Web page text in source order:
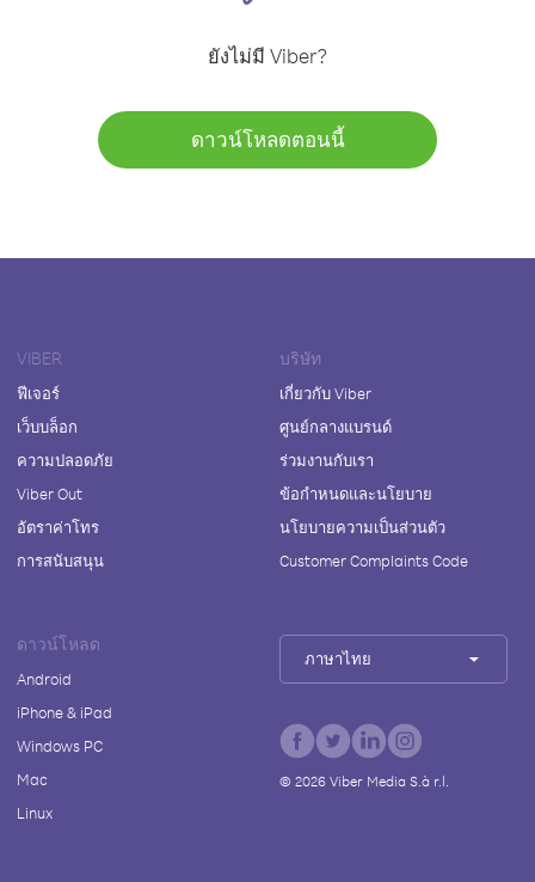
ยังไม่มี Viber?
ดาวน์โหลดตอนนี้
VIBER
ฟีเจอร์
เว็บบล็อก
ความปลอดภัย
Viber Out
อัตราค่าโทร
การสนับสนุน
บริษัท
เกี่ยวกับ Viber
ศูนย์กลางแบรนด์
ร่วมงานกับเรา
ข้อกำหนดและนโยบาย
นโยบายความเป็นส่วนตัว
Customer Complaints Code
ดาวน์โหลด
Android
iPhone & iPad
Windows PC
Mac
Linux
ภาษาไทย
© 2026Viber Media S.à r.l.